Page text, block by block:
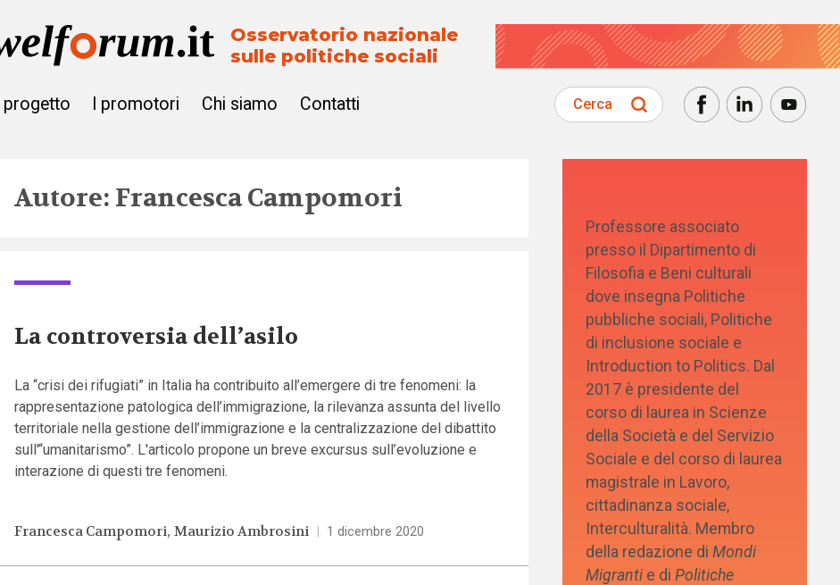
Osservatorio nazionale
sulle politiche sociali
Il progetto I promotori Chi siamo Contatti Cerca
Autore: Francesca Campomori
La controversia dell’asilo
La “crisi dei rifugiati” in Italia ha contribuito all’emergere di tre fenomeni: la
rappresentazione patologica dell’immigrazione, la rilevanza assunta del livello
territoriale nella gestione dell’immigrazione e la centralizzazione del dibattito
sull'“umanitarismo”. L'articolo propone un breve excursus sull’evoluzione e
interazione di questi tre fenomeni.
Francesca Campomori Maurizio Ambrosini | 1 dicembre 2020
Professore associato
presso il Dipartimento di
Filosofia e Beni culturali
dove insegna Politiche
pubbliche sociali, Politiche
di inclusione sociale e
Introduction to Politics. Dal
2017 è presidente del
corso di laurea in Scienze
della Società e del Servizio
Sociale e del corso di laurea
magistrale in Lavoro,
cittadinanza sociale,
Interculturalità. Membro
della redazione diMondi
Migranti e diPolitiche